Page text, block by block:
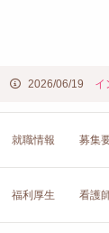
2026/06/19 イ
就職情報 募集
福利厚生 看護